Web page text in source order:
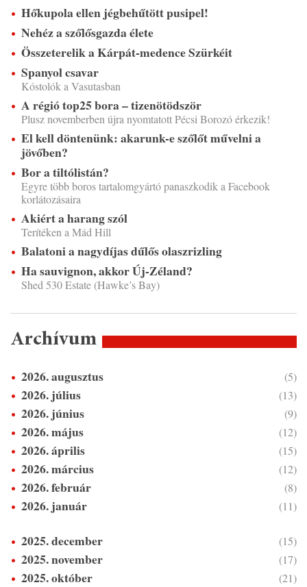
Hőkupola ellen jégbehűtött pusipel!
Nehéz a szőlősgazda élete
Összeterelik a Kárpát-medence Szürkéit
Spanyol csavar
Kóstolók a Vasutasban
A régió top25 bora – tizenötödször
Plusz novemberben újra nyomtatott Pécsi Borozó érkezik!
El kell döntenünk: akarunk-e szőlőt művelni a
jövőben?
Bor a tiltólistán?
Egyre több boros tartalomgyártó panaszkodik a Facebook
korlátozásaira
Akiért a harang szól
Terítéken a Mád Hill
Balatoni a nagydíjas dűlős olaszrizling
Ha sauvignon, akkor Új-Zéland?
Shed 530 Estate (Hawke’s Bay)
Archívum
2026. augusztus (5)
2026. július (13)
2026. június (9)
2026. május (12)
2026. április (15)
2026. március (12)
2026. február (8)
2026. január (11)
2025. december (15)
2025. november (17)
2025. október (21)